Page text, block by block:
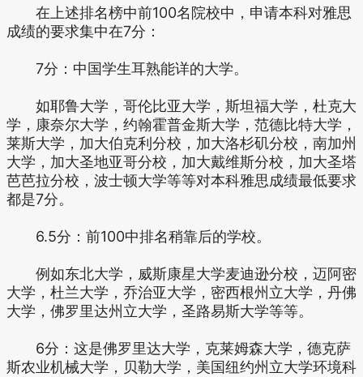
在上述排名榜中前100名院校中，申请本科对雅思
成绩的要求集中在7分：
7分：中国学生耳熟能详的大学。
如耶鲁大学，哥伦比亚大学，斯坦福大学，杜克大
学，康奈尔大学，约翰霍普金斯大学，范德比特大学，
莱斯大学，加大伯克利分校，加大洛杉矶分校，南加州
大学，加大圣地亚哥分校，加大戴维斯分校，加大圣塔
芭芭拉分校，波士顿大学等等对本科雅思成绩最低要求
都是7分。
6.5分：前100中排名稍靠后的学校。
例如东北大学，威斯康星大学麦迪逊分校，迈阿密
大学，杜兰大学，乔治亚大学，密西根州立大学，丹佛
大学，佛罗里达州立大学，圣路易斯大学等等。
6分：这是佛罗里达大学，克莱姆森大学，德克萨
斯农业机械大学，贝勒大学，美国纽约州立大学环境科